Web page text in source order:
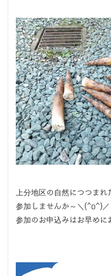
上分地区の自然につつまれ
参加しませんか～＼(^o^)／
参加のお申込みはお早めに